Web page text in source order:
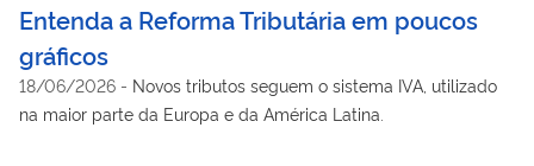
Entenda a Reforma Tributária em poucos
gráficos
18/06/2026 - Novos tributos seguem o sistema IVA, utilizado
na maior parte da Europa e da América Latina.